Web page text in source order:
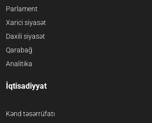
Parlament
Xarici siyasət
Daxili siyasət
Qarabağ
Analitika
İqtisadiyyat
Kənd təsərrüfatı